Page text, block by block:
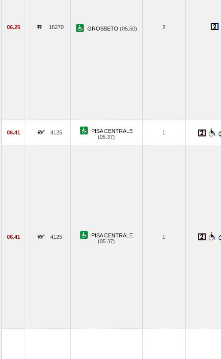
06.25 18270 GROSSETO (05.50) 2
06.41 4125
PISA CENTRALE
(05.37)
1
06.41 4125
PISA CENTRALE
(05.37)
1